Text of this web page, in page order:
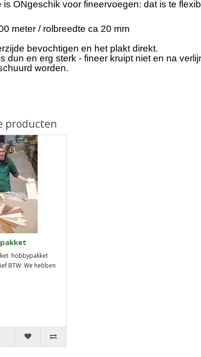
is ONgeschik voor fineervoegen: dat is te
meter / rolbreedte ca 20 mm
bevochtigen en het plakt direkt.
dun en erg sterk - fineer kruipt niet en na
worden.
producten
hobbypakket
BTW: We hebben